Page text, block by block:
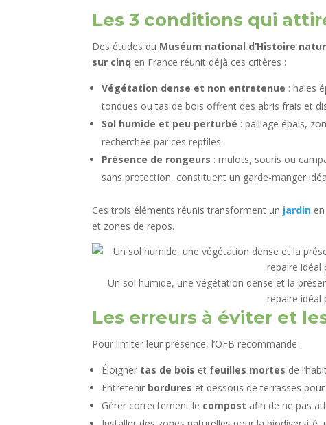
Les 3 conditions qui
Des études du Muséum national d’Histoire
sur cinq en France réunit déjà ces critères :
Végétation dense et non entretenue : haies
tondues ou tas de bois offrent des abris frais et
Sol humide et peu perturbé : paillage épais,
recherchée par ces reptiles.
Présence de rongeurs : mulots, souris ou
sans protection, constituent un garde-manger
Ces trois éléments réunis transforment un jardin
et zones de repos.
Un sol humide, une végétation dense et la
repaire idéal
Les erreurs à éviter et
Pour limiter leur présence, l’OFB recommande :
Éloigner tas de bois et feuilles mortes de
Entretenir bordures et dessous de terrasses
Gérer correctement le compost afin de ne pas